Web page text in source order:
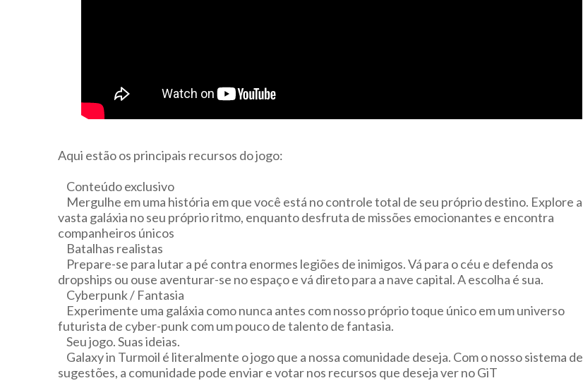
Aqui estão os principais recursos do jogo:
Conteúdo exclusivo
Mergulhe em uma história em que você está no controle total de seu próprio destino. Explore a
vasta galáxia no seu próprio ritmo, enquanto desfruta de missões emocionantes e encontra
companheiros únicos
Batalhas realistas
Prepare-se para lutar a pé contra enormes legiões de inimigos. Vá para o céu e defenda os
dropships ou ouse aventurar-se no espaço e vá direto para a nave capital. A escolha é sua.
Cyberpunk / Fantasia
Experimente uma galáxia como nunca antes com nosso próprio toque único em um universo
futurista de cyber-punk com um pouco de talento de fantasia.
Seu jogo. Suas ideias.
Galaxy in Turmoil é literalmente o jogo que a nossa comunidade deseja. Com o nosso sistema de
sugestões, a comunidade pode enviar e votar nos recursos que deseja ver no GiT